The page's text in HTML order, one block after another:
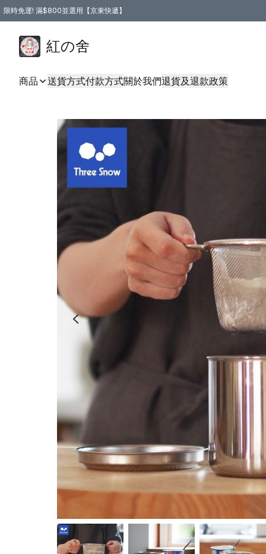
限時免運! 滿$800並選用【京東快遞】
紅の舍
商品 送貨方式付款方式關於我們退貨及退款政策